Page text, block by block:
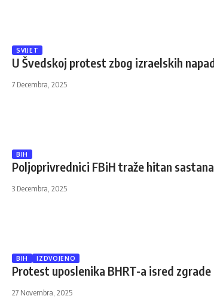
SVIJET
U Švedskoj protest zbog izraelskih
7 Decembra, 2025
BIH
Poljoprivrednici FBiH traže hitan
3 Decembra, 2025
BIH IZDVOJENO
Protest uposlenika BHRT-a isred zgrade
27 Novembra, 2025